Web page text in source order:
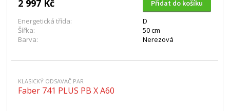
2 997 Kč
Přidat do košíku
Energetická třída:
D
Šířka:
50 cm
Barva:
Nerezová
KLASICKÝ ODSAVAČ PAR
Faber 741 PLUS PB X A60